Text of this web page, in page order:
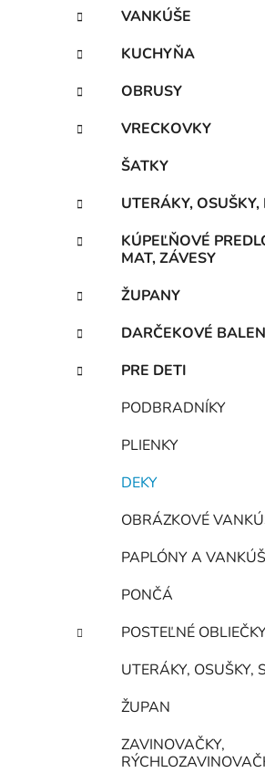
VANKÚŠE
KUCHYŇA
OBRUSY
VRECKOVKY
ŠATKY
UTERÁKY,
KÚPEĽŇOVÉ
MAT, ZÁVESY
ŽUPANY
DARČEKOVÉ
PRE DETI
PODBRADNÍKY
PLIENKY
DEKY
OBRÁZKOVÉ
PAPLÓNY A
PONČÁ
POSTEĽNÉ
UTERÁKY, OSUŠKY,
ŽUPAN
ZAVINOVAČKY,